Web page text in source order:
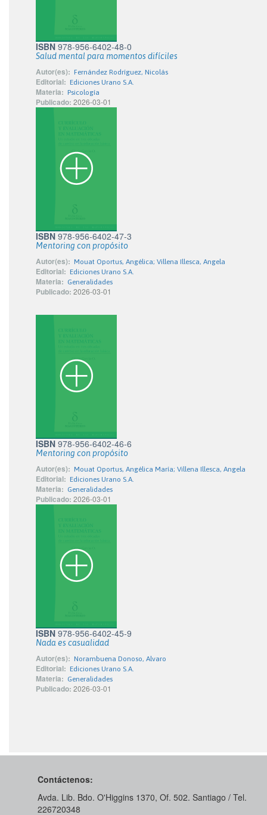
ISBN 978-956-6402-48-0
Salud mental para momentos difíciles
Autor(es): Fernández Rodríguez, Nicolás
Editorial: Ediciones Urano S.A.
Materia: Psicología
Publicado: 2026-03-01
ISBN 978-956-6402-47-3
Mentoring con propósito
Autor(es): Mouat Oportus, Angélica; Villena Illesca, Angela
Editorial: Ediciones Urano S.A.
Materia: Generalidades
Publicado: 2026-03-01
ISBN 978-956-6402-46-6
Mentoring con propósito
Autor(es): Mouat Oportus, Angélica María; Villena Illesca, Angela
Editorial: Ediciones Urano S.A.
Materia: Generalidades
Publicado: 2026-03-01
ISBN 978-956-6402-45-9
Nada es casualidad
Autor(es): Norambuena Donoso, Alvaro
Editorial: Ediciones Urano S.A.
Materia: Generalidades
Publicado: 2026-03-01
Contáctenos:
Avda. Lib. Bdo. O'Higgins 1370, Of. 502. Santiago / Tel.
226720348